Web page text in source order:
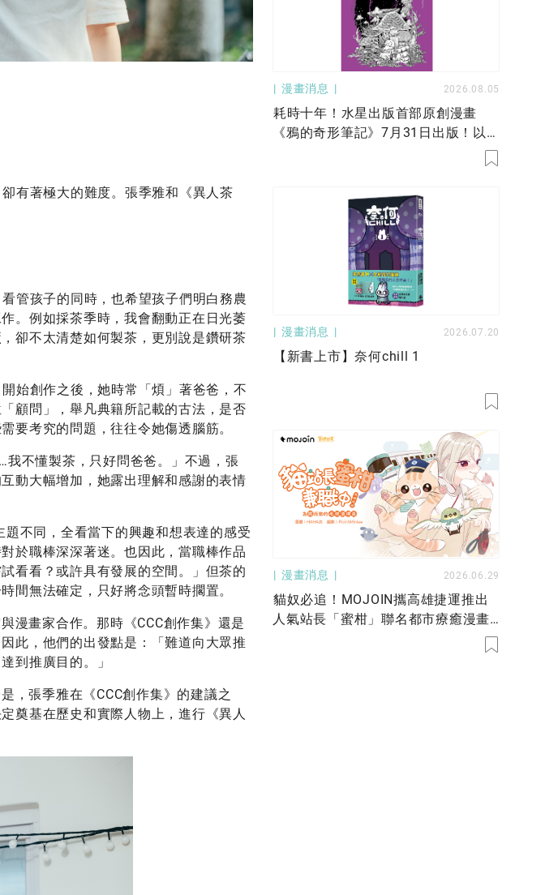
有著極大的難度。張季雅和《異人茶
管孩子的同時，也希望孩子們明白務農
。例如採茶季時，我會翻動正在日光萎
卻不太清楚如何製茶，更別說是鑽研茶
始創作之後，她時常「煩」著爸爸，不
顧問」，舉凡典籍所記載的古法，是否
要考究的問題，往往令她傷透腦筋。
我不懂製茶，只好問爸爸。」不過，張
動大幅增加，她露出理解和感謝的表情
不同，全看當下的興趣和想表達的感受
於職棒深深著迷。也因此，當職棒作品
看看？或許具有發展的空間。」但茶的
間無法確定，只好將念頭暫時擱置。
漫畫家合作。那時《CCC創作集》還是
此，他們的出發點是：「難道向大眾推
到推廣目的。」
，張季雅在《CCC創作集》的建議之
奠基在歷史和實際人物上，進行《異人
漫畫消息 2026.08.05
耗時十年！水星出版首部原創漫畫
《鴉的奇形筆記》7月31日出版！以
蕈菇生態構築奇幻世界——一場孤獨與
漫畫消息 2026.07.20
【新書上市】奈何chill 1
漫畫消息 2026.06.29
貓奴必追！MOJOIN攜高雄捷運推出
人氣站長「蜜柑」聯名都市療癒漫畫
《貓站長蜜柑兼職中！》漫畫、彩繪
輕軌、實境遊戲接力登場 邀你今夏共